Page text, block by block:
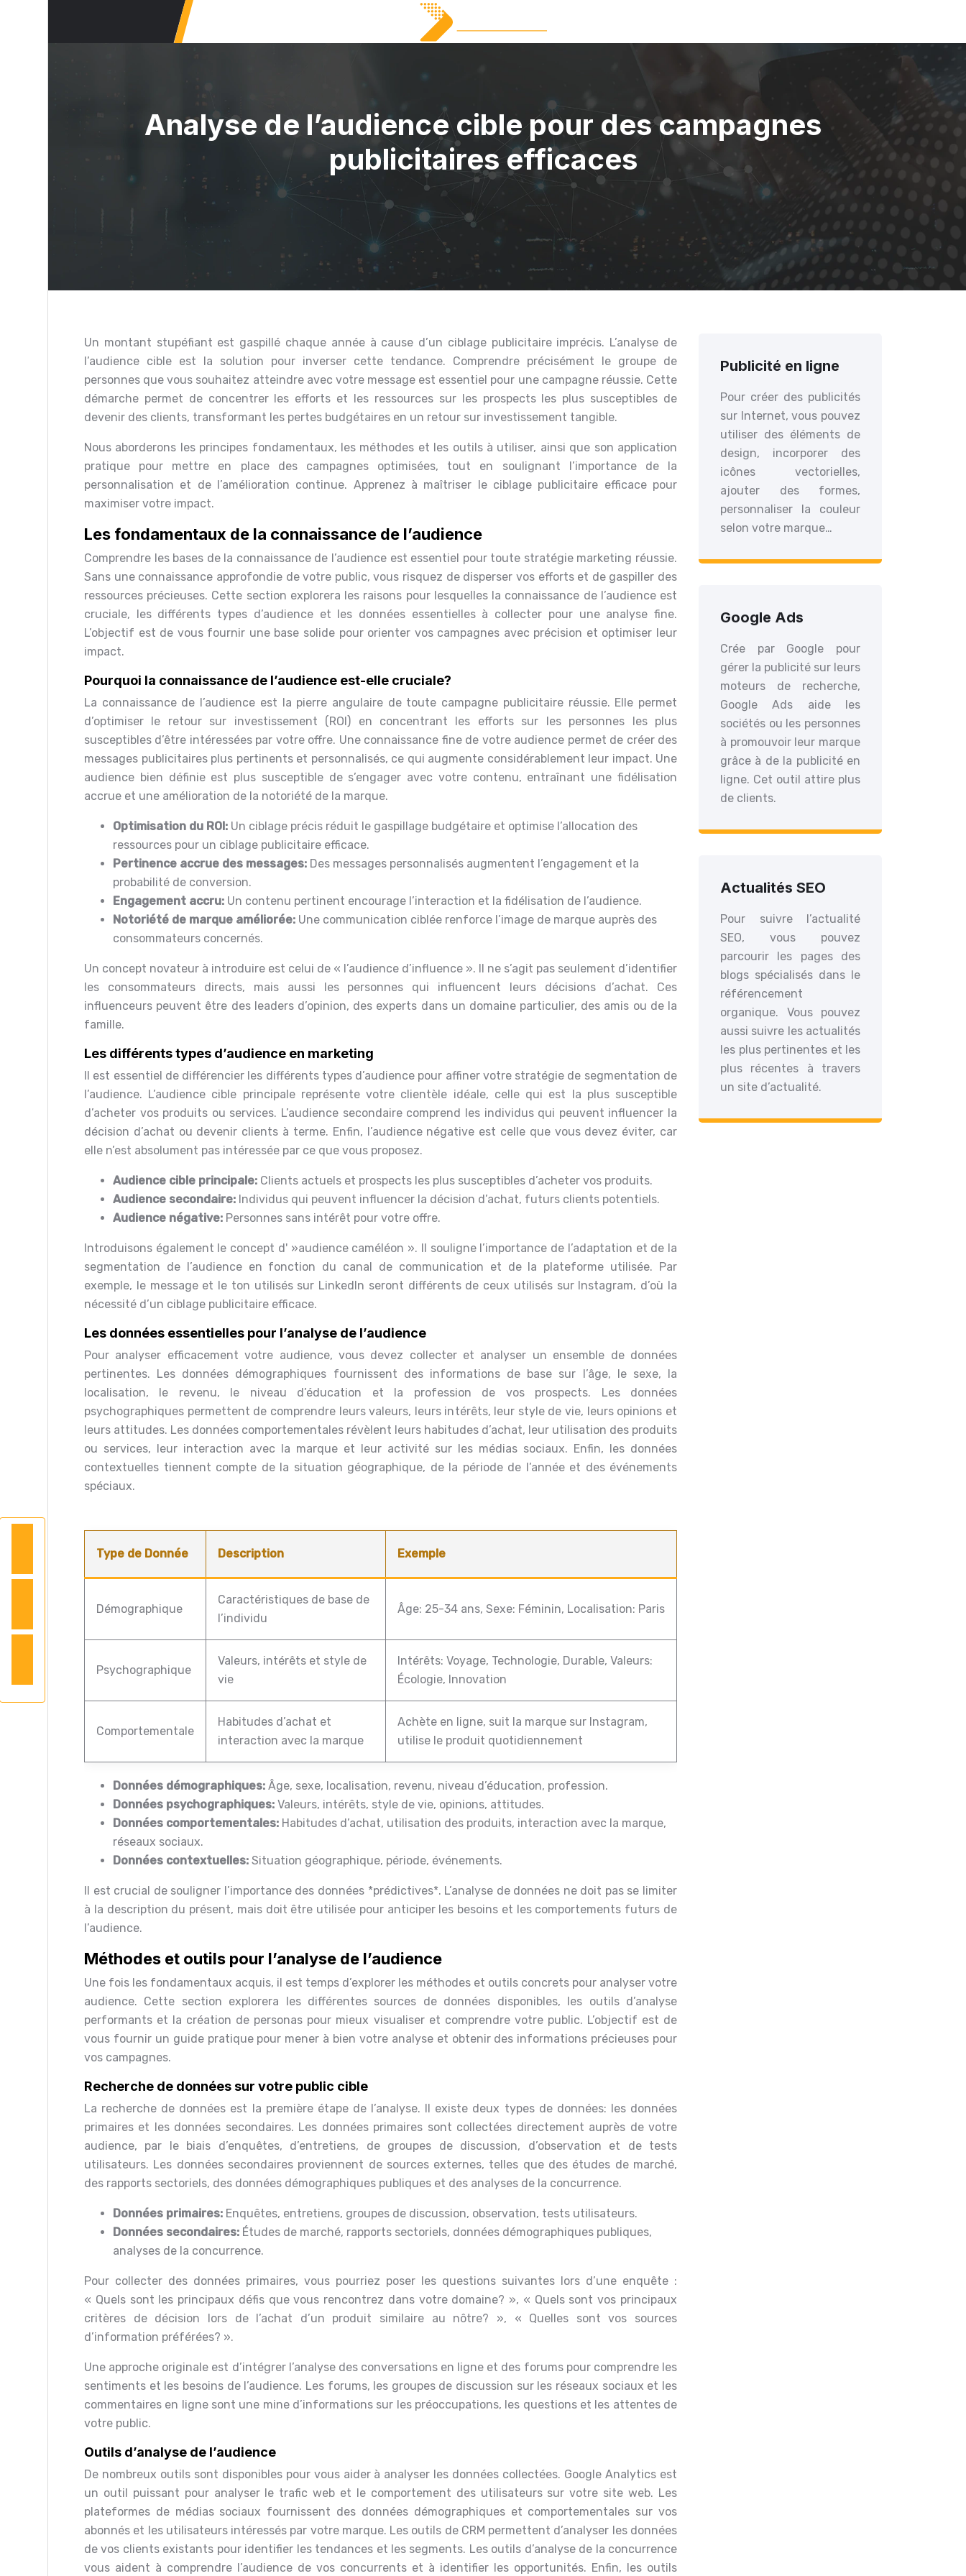
Analyse de l’audience cible pour des campagnes
publicitaires efficaces
Un montant stupéfiant est gaspillé chaque année à cause d’un ciblage publicitaire imprécis. L’analyse de
l’audience cible est la solution pour inverser cette tendance. Comprendre précisément le groupe de
personnes que vous souhaitez atteindre avec votre message est essentiel pour une campagne réussie. Cette
démarche permet de concentrer les efforts et les ressources sur les prospects les plus susceptibles de
devenir des clients, transformant les pertes budgétaires en un retour sur investissement tangible.
Nous aborderons les principes fondamentaux, les méthodes et les outils à utiliser, ainsi que son application
pratique pour mettre en place des campagnes optimisées, tout en soulignant l’importance de la
personnalisation et de l’amélioration continue. Apprenez à maîtriser le ciblage publicitaire efficace pour
maximiser votre impact.
Les fondamentaux de la connaissance de l’audience
Comprendre les bases de la connaissance de l’audience est essentiel pour toute stratégie marketing réussie.
Sans une connaissance approfondie de votre public, vous risquez de disperser vos efforts et de gaspiller des
ressources précieuses. Cette section explorera les raisons pour lesquelles la connaissance de l’audience est
cruciale, les différents types d’audience et les données essentielles à collecter pour une analyse fine.
L’objectif est de vous fournir une base solide pour orienter vos campagnes avec précision et optimiser leur
impact.
Pourquoi la connaissance de l’audience est-elle cruciale?
La connaissance de l’audience est la pierre angulaire de toute campagne publicitaire réussie. Elle permet
d’optimiser le retour sur investissement (ROI) en concentrant les efforts sur les personnes les plus
susceptibles d’être intéressées par votre offre. Une connaissance fine de votre audience permet de créer des
messages publicitaires plus pertinents et personnalisés, ce qui augmente considérablement leur impact. Une
audience bien définie est plus susceptible de s’engager avec votre contenu, entraînant une fidélisation
accrue et une amélioration de la notoriété de la marque.
Optimisation du ROI: Un ciblage précis réduit le gaspillage budgétaire et optimise l’allocation des
ressources pour un ciblage publicitaire efficace.
Pertinence accrue des messages: Des messages personnalisés augmentent l’engagement et la
probabilité de conversion.
Engagement accru: Un contenu pertinent encourage l’interaction et la fidélisation de l’audience.
Notoriété de marque améliorée: Une communication ciblée renforce l’image de marque auprès des
consommateurs concernés.
Un concept novateur à introduire est celui de « l’audience d’influence ». Il ne s’agit pas seulement d’identifier
les consommateurs directs, mais aussi les personnes qui influencent leurs décisions d’achat. Ces
influenceurs peuvent être des leaders d’opinion, des experts dans un domaine particulier, des amis ou de la
famille.
Les différents types d’audience en marketing
Il est essentiel de différencier les différents types d’audience pour affiner votre stratégie de segmentation de
l’audience. L’audience cible principale représente votre clientèle idéale, celle qui est la plus susceptible
d’acheter vos produits ou services. L’audience secondaire comprend les individus qui peuvent influencer la
décision d’achat ou devenir clients à terme. Enfin, l’audience négative est celle que vous devez éviter, car
elle n’est absolument pas intéressée par ce que vous proposez.
Audience cible principale: Clients actuels et prospects les plus susceptibles d’acheter vos produits.
Audience secondaire: Individus qui peuvent influencer la décision d’achat, futurs clients potentiels.
Audience négative: Personnes sans intérêt pour votre offre.
Introduisons également le concept d' »audience caméléon ». Il souligne l’importance de l’adaptation et de la
segmentation de l’audience en fonction du canal de communication et de la plateforme utilisée. Par
exemple, le message et le ton utilisés sur LinkedIn seront différents de ceux utilisés sur Instagram, d’où la
nécessité d’un ciblage publicitaire efficace.
Les données essentielles pour l’analyse de l’audience
Pour analyser efficacement votre audience, vous devez collecter et analyser un ensemble de données
pertinentes. Les données démographiques fournissent des informations de base sur l’âge, le sexe, la
localisation, le revenu, le niveau d’éducation et la profession de vos prospects. Les données
psychographiques permettent de comprendre leurs valeurs, leurs intérêts, leur style de vie, leurs opinions et
leurs attitudes. Les données comportementales révèlent leurs habitudes d’achat, leur utilisation des produits
ou services, leur interaction avec la marque et leur activité sur les médias sociaux. Enfin, les données
contextuelles tiennent compte de la situation géographique, de la période de l’année et des événements
spéciaux.
Type de Donnée Description Exemple
Démographique
Caractéristiques de base de
l’individu
Âge: 25-34 ans, Sexe: Féminin, Localisation: Paris
Psychographique
Valeurs, intérêts et style de
vie
Intérêts: Voyage, Technologie, Durable, Valeurs:
Écologie, Innovation
Comportementale
Habitudes d’achat et
interaction avec la marque
Achète en ligne, suit la marque sur Instagram,
utilise le produit quotidiennement
Données démographiques: Âge, sexe, localisation, revenu, niveau d’éducation, profession.
Données psychographiques: Valeurs, intérêts, style de vie, opinions, attitudes.
Données comportementales: Habitudes d’achat, utilisation des produits, interaction avec la marque,
réseaux sociaux.
Données contextuelles: Situation géographique, période, événements.
Il est crucial de souligner l’importance des données *prédictives*. L’analyse de données ne doit pas se limiter
à la description du présent, mais doit être utilisée pour anticiper les besoins et les comportements futurs de
l’audience.
Méthodes et outils pour l’analyse de l’audience
Une fois les fondamentaux acquis, il est temps d’explorer les méthodes et outils concrets pour analyser votre
audience. Cette section explorera les différentes sources de données disponibles, les outils d’analyse
performants et la création de personas pour mieux visualiser et comprendre votre public. L’objectif est de
vous fournir un guide pratique pour mener à bien votre analyse et obtenir des informations précieuses pour
vos campagnes.
Recherche de données sur votre public cible
La recherche de données est la première étape de l’analyse. Il existe deux types de données: les données
primaires et les données secondaires. Les données primaires sont collectées directement auprès de votre
audience, par le biais d’enquêtes, d’entretiens, de groupes de discussion, d’observation et de tests
utilisateurs. Les données secondaires proviennent de sources externes, telles que des études de marché,
des rapports sectoriels, des données démographiques publiques et des analyses de la concurrence.
Données primaires: Enquêtes, entretiens, groupes de discussion, observation, tests utilisateurs.
Données secondaires: Études de marché, rapports sectoriels, données démographiques publiques,
analyses de la concurrence.
Pour collecter des données primaires, vous pourriez poser les questions suivantes lors d’une enquête :
« Quels sont les principaux défis que vous rencontrez dans votre domaine? », « Quels sont vos principaux
critères de décision lors de l’achat d’un produit similaire au nôtre? », « Quelles sont vos sources
d’information préférées? ».
Une approche originale est d’intégrer l’analyse des conversations en ligne et des forums pour comprendre les
sentiments et les besoins de l’audience. Les forums, les groupes de discussion sur les réseaux sociaux et les
commentaires en ligne sont une mine d’informations sur les préoccupations, les questions et les attentes de
votre public.
Outils d’analyse de l’audience
De nombreux outils sont disponibles pour vous aider à analyser les données collectées. Google Analytics est
un outil puissant pour analyser le trafic web et le comportement des utilisateurs sur votre site web. Les
plateformes de médias sociaux fournissent des données démographiques et comportementales sur vos
abonnés et les utilisateurs intéressés par votre marque. Les outils de CRM permettent d’analyser les données
de vos clients existants pour identifier les tendances et les segments. Les outils d’analyse de la concurrence
vous aident à comprendre l’audience de vos concurrents et à identifier les opportunités. Enfin, les outils
Publicité en ligne
Pour créer des publicités
sur Internet, vous pouvez
utiliser des éléments de
design, incorporer des
icônes vectorielles,
ajouter des formes,
personnaliser la couleur
selon votre marque…
Google Ads
Crée par Google pour
gérer la publicité sur leurs
moteurs de recherche,
Google Ads aide les
sociétés ou les personnes
à promouvoir leur marque
grâce à de la publicité en
ligne. Cet outil attire plus
de clients.
Actualités SEO
Pour suivre l’actualité
SEO, vous pouvez
parcourir les pages des
blogs spécialisés dans le
référencement
organique. Vous pouvez
aussi suivre les actualités
les plus pertinentes et les
plus récentes à travers
un site d’actualité.